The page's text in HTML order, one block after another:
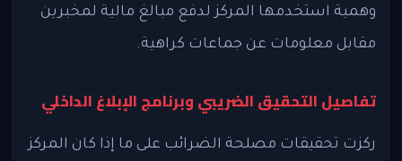
وهمية استخدمها المركز لدفع مبالغ مالية لمخبرين
مقابل معلومات عن جماعات كراهية.
تفاصيل التحقيق الضريبي وبرنامج الإبلاغ الداخلي
ركزت تحقيقات مصلحة الضرائب على ما إذا كان المركز